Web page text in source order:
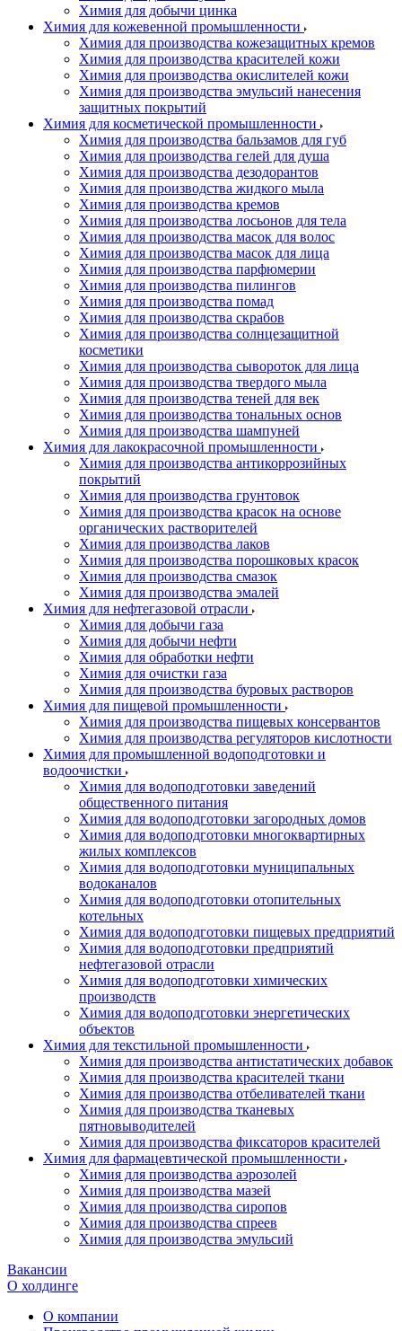
Химия для добычи цинка
Химия для кожевенной промышленности
Химия для производства кожезащитных кремов
Химия для производства красителей кожи
Химия для производства окислителей кожи
Химия для производства эмульсий нанесения
защитных покрытий
Химия для косметической промышленности
Химия для производства бальзамов для губ
Химия для производства гелей для душа
Химия для производства дезодорантов
Химия для производства жидкого мыла
Химия для производства кремов
Химия для производства лосьонов для тела
Химия для производства масок для волос
Химия для производства масок для лица
Химия для производства парфюмерии
Химия для производства пилингов
Химия для производства помад
Химия для производства скрабов
Химия для производства солнцезащитной
косметики
Химия для производства сывороток для лица
Химия для производства твердого мыла
Химия для производства теней для век
Химия для производства тональных основ
Химия для производства шампуней
Химия для лакокрасочной промышленности
Химия для производства антикоррозийных
покрытий
Химия для производства грунтовок
Химия для производства красок на основе
органических растворителей
Химия для производства лаков
Химия для производства порошковых красок
Химия для производства смазок
Химия для производства эмалей
Химия для нефтегазовой отрасли
Химия для добычи газа
Химия для добычи нефти
Химия для обработки нефти
Химия для очистки газа
Химия для производства буровых растворов
Химия для пищевой промышленности
Химия для производства пищевых консервантов
Химия для производства регуляторов кислотности
Химия для промышленной водоподготовки и
водоочистки
Химия для водоподготовки заведений
общественного питания
Химия для водоподготовки загородных домов
Химия для водоподготовки многоквартирных
жилых комплексов
Химия для водоподготовки муниципальных
водоканалов
Химия для водоподготовки отопительных
котельных
Химия для водоподготовки пищевых предприятий
Химия для водоподготовки предприятий
нефтегазовой отрасли
Химия для водоподготовки химических
производств
Химия для водоподготовки энергетических
объектов
Химия для текстильной промышленности
Химия для производства антистатических добавок
Химия для производства красителей ткани
Химия для производства отбеливателей ткани
Химия для производства тканевых
пятновыводителей
Химия для производства фиксаторов красителей
Химия для фармацевтической промышленности
Химия для производства аэрозолей
Химия для производства мазей
Химия для производства сиропов
Химия для производства спреев
Химия для производства эмульсий
Вакансии
О холдинге
О компании